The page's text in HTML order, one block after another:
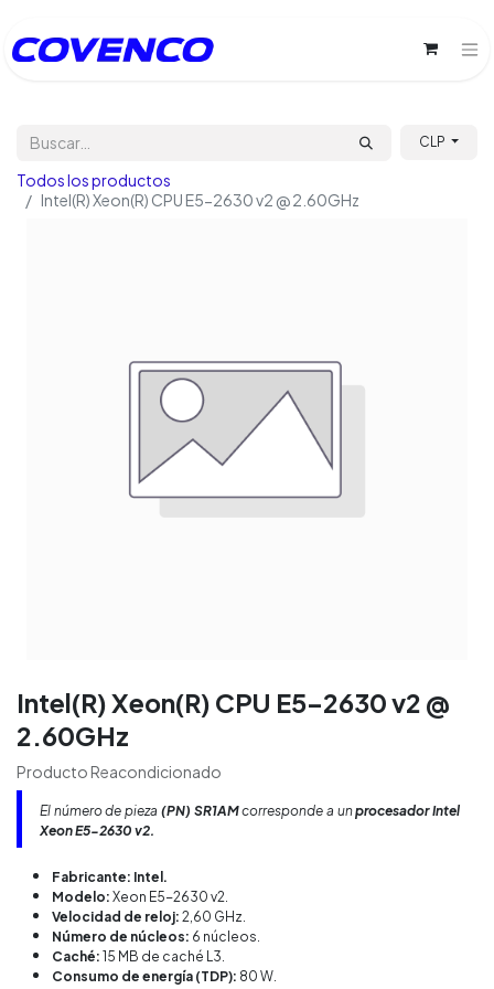
CLP
Todos los productos
Intel(R) Xeon(R) CPU E5-2630 v2 @ 2.60GHz
Intel(R) Xeon(R) CPU E5-2630 v2 @
2.60GHz
Producto Reacondicionado
El número de pieza (PN) SR1AMcorresponde a unprocesador Intel
Xeon E5-2630 v2.
Fabricante: Intel.
Modelo: Xeon E5-2630 v2.
Velocidad de reloj: 2,60 GHz.
Número de núcleos: 6 núcleos.
Caché: 15 MB de caché L3.
Consumo de energía (TDP): 80 W.